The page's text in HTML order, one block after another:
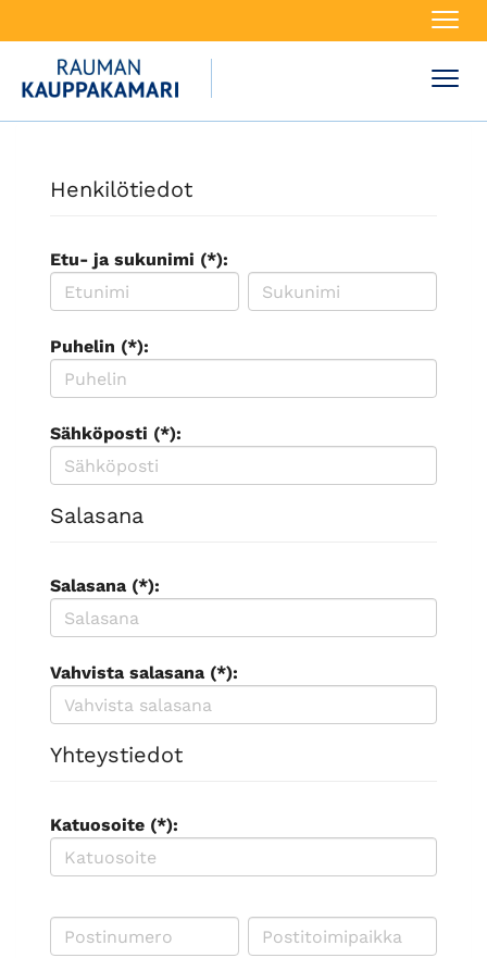
Henkilötiedot
Etu- ja sukunimi (*):
Puhelin (*):
Sähköposti (*):
Salasana
Salasana (*):
Vahvista salasana (*):
Yhteystiedot
Katuosoite (*):